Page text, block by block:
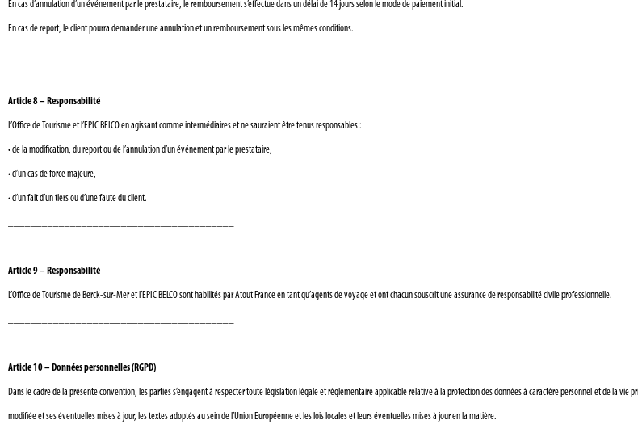
En cas d’annulation d’un événement par le prestataire, le remboursement s’effectue dans un délai de 14 jours selon le mode de paiement initial.
En cas de report, le client pourra demander une annulation et un remboursement sous les mêmes conditions.
Article 8 – Responsabilité
L’Office de Tourisme et l’EPIC BELCO en agissant comme intermédiaires et ne sauraient être tenus responsables :
•de la modification, du report ou de l’annulation d’un événement par le prestataire,
•d’un cas de force majeure,
•d’un fait d’un tiers ou d’une faute du client.
Article 9 – Responsabilité
L’Office de Tourisme de Berck-sur-Mer et l’EPIC BELCO sont habilités par Atout France en tant qu’agents de voyage et ont chacun souscrit une assurance de responsabilité civile professionnelle.
Article 10 – Données personnelles (RGPD)
Dans le cadre de la présente convention, les parties s’engagent à respecter toute législation légale et règlementaire applicable relative à la protection des données à caractère personnel et de la
modifiée et ses éventuelles mises à jour, les textes adoptés au sein de l’Union Européenne et les lois locales et leurs éventuelles mises à jour en la matière.